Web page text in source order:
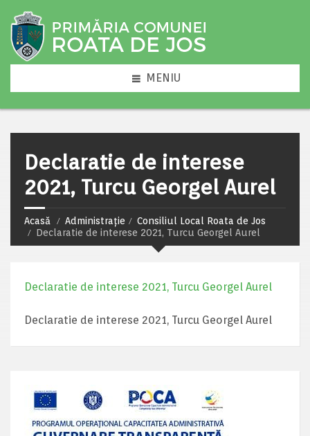
MENIU
Declaratie de interese
2021, Turcu Georgel Aurel
Acasă Administrație
Consiliul Local Roata de Jos
Declaratie de interese 2021, Turcu Georgel Aurel
Declaratie de interese 2021, Turcu Georgel Aurel
Declaratie de interese 2021, Turcu Georgel Aurel